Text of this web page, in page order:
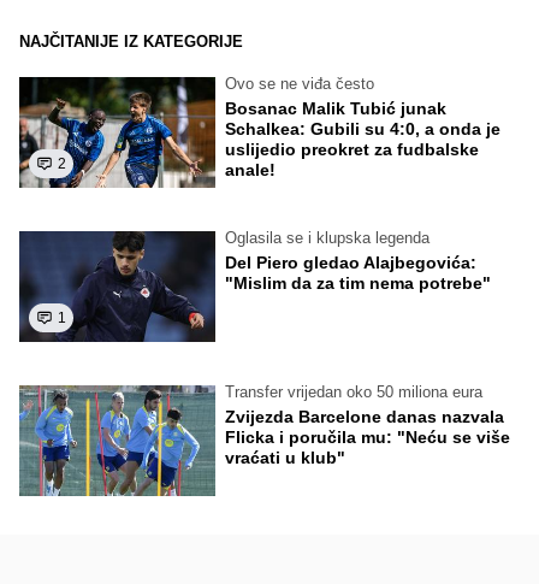
NAJČITANIJE IZ KATEGORIJE
2
Ovo se ne viđa često
Bosanac Malik Tubić junak
Schalkea: Gubili su 4:0, a onda je
uslijedio preokret za fudbalske
anale!
1
Oglasila se i klupska legenda
Del Piero gledao Alajbegovića:
"Mislim da za tim nema potrebe"
Transfer vrijedan oko 50 miliona eura
Zvijezda Barcelone danas nazvala
Flicka i poručila mu: "Neću se više
vraćati u klub"